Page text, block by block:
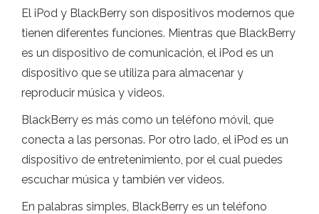
El iPod y BlackBerry son dispositivos modernos que
tienen diferentes funciones. Mientras que BlackBerry
es un dispositivo de comunicación, el iPod es un
dispositivo que se utiliza para almacenar y
reproducir música y videos.
BlackBerry es más como un teléfono móvil, que
conecta a las personas. Por otro lado, el iPod es un
dispositivo de entretenimiento, por el cual puedes
escuchar música y también ver videos.
En palabras simples, BlackBerry es un teléfono